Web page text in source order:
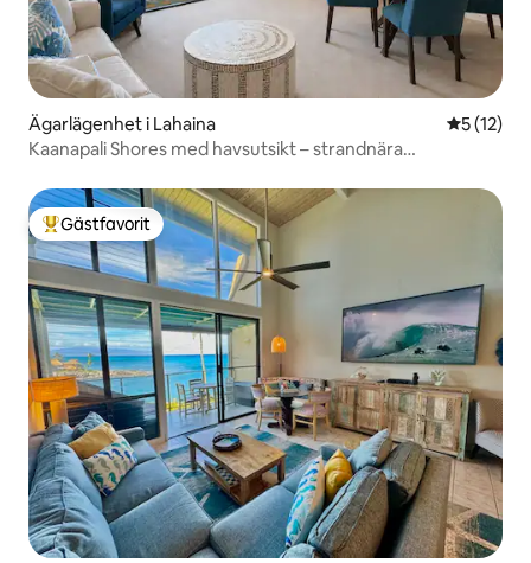
Ägarlägenhet i Lahaina 5 av 5 i
5 (12)
Kaanapali Shores med havsutsikt – strandnära
Populär gästfavorit
Gästfavorit